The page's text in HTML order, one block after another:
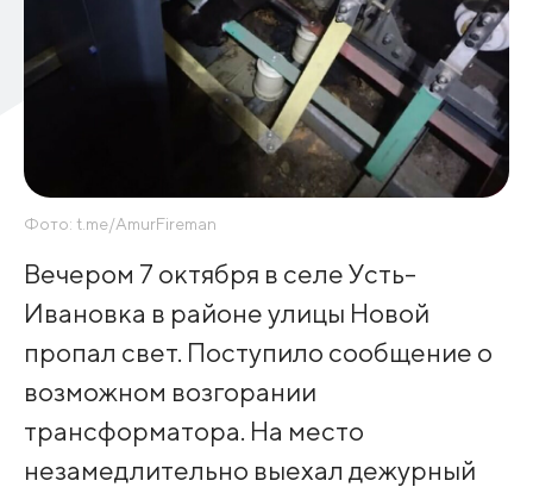
Фото: t.me/AmurFireman
Вечером 7 октября в селе Усть-
Ивановка в районе улицы Новой
пропал свет. Поступило сообщение о
возможном возгорании
трансформатора. На место
незамедлительно выехал дежурный